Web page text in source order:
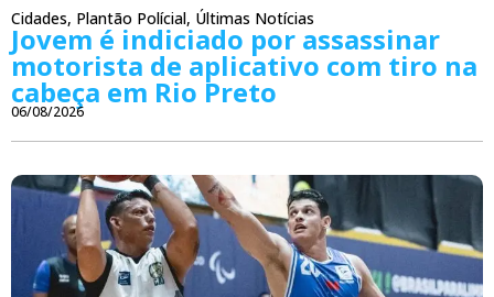
Cidades, Plantão Polícial, Últimas Notícias
Jovem é indiciado por assassinar
motorista de aplicativo com tiro na
cabeça em Rio Preto
06/08/2026